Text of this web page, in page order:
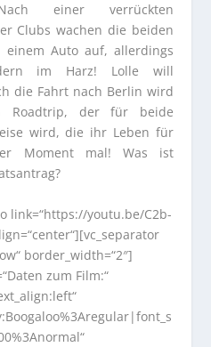
Nach einer verrückten
Clubs wachen die beiden
Auto auf, allerdings
im Harz! Lolle will
die Fahrt nach Berlin wird
Roadtrip, der für beide
wird, die ihr Leben für
Moment mal! Was ist
link=“https://youtu.be/C2b-
border_width=“2″]
zum Film:“